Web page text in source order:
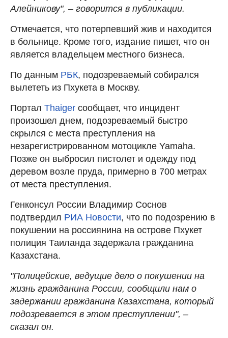
Алейникову", – говорится в публикации.
Отмечается, что потерпевший жив и находится
в больнице. Кроме того, издание пишет, что он
является владельцем местного бизнеса.
По данным РБК, подозреваемый собирался
вылететь из Пхукета в Москву.
Портал Thaiger сообщает, что инцидент
произошел днем, подозреваемый быстро
скрылся с места преступления на
незарегистрированном мотоцикле Yamaha.
Позже он выбросил пистолет и одежду под
деревом возле пруда, примерно в 700 метрах
от места преступления.
Генконсул России Владимир Соснов
подтвердил РИА Новости, что по подозрению в
покушении на россиянина на острове Пхукет
полиция Таиланда задержала гражданина
Казахстана.
"Полицейские, ведущие дело о покушении на
жизнь гражданина России, сообщили нам о
задержании гражданина Казахстана, который
подозревается в этом преступлении", –
сказал он.